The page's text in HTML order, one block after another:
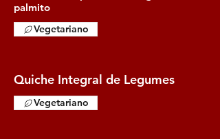
palmito
Vegetariano
Quiche Integral de Legumes
Vegetariano